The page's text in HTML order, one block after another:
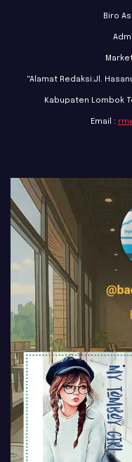
Biro
"Alamat Redaksi:Jl.
Kabupaten Lombok
Email :